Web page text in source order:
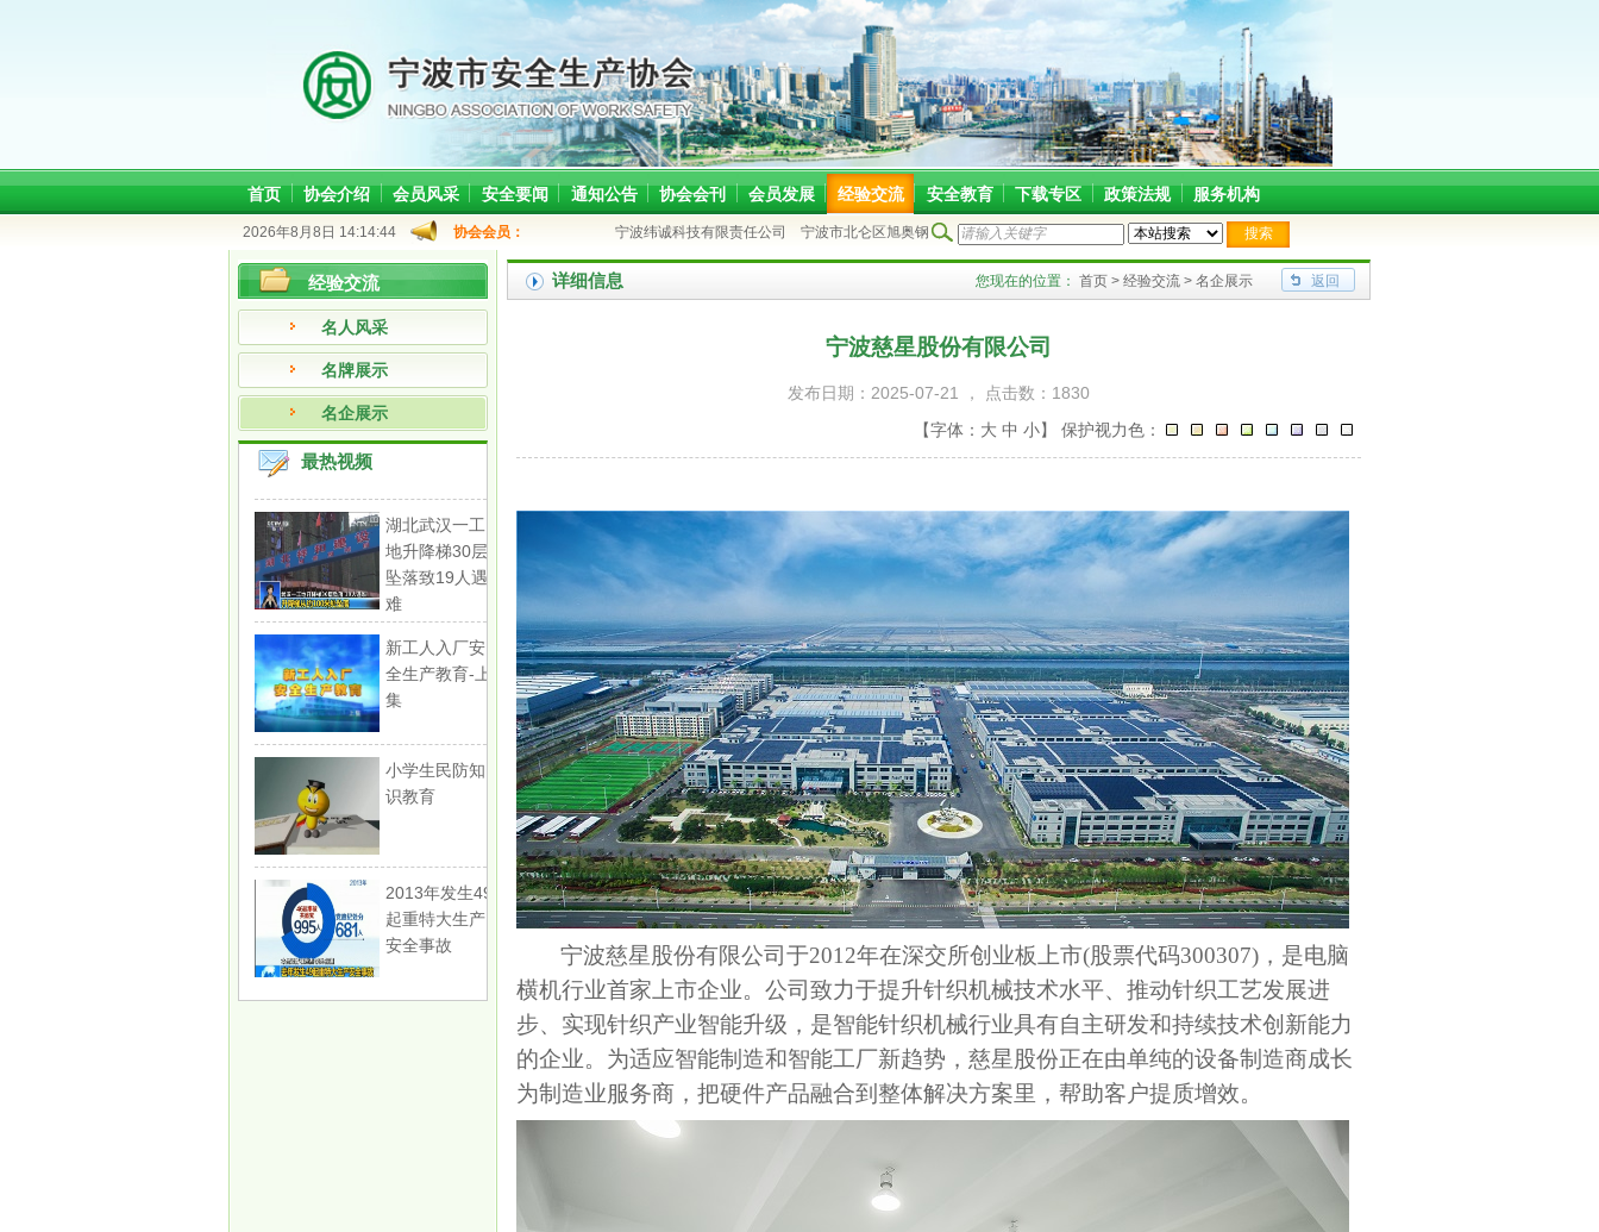
首页 协会介绍 会员风采 安全要闻 通知公告 协会会刊 会员发展 经验交流 安全教育 下载专区 政策法规 服务机构
2026年8月8日 14:14:44 协会会员： 宁波纬诚科技有限责任公司 宁波市北仑区旭奥钢结构安装工程部 泽近（宁波）安全工程技术有限公司 宁波富尔顿热能设备有限公司
经验交流
名人风采
名牌展示
名企展示
最热视频
湖北武汉一工
地升降梯30层
坠落致19人遇
难
新工人入厂安
全生产教育-上
集
小学生民防知
识教育
2013年发生49
起重特大生产
安全事故
详细信息 返回
您现在的位置： 首页 > 经验交流 > 名企展示
宁波慈星股份有限公司
发布日期：2025-07-21 ， 点击数：1830
【字体： 大 中 小】 保护视力色：
宁波慈星股份有限公司于2012年在深交所创业板上市(股票代码300307)，是电脑
横机行业首家上市企业。公司致力于提升针织机械技术水平、推动针织工艺发展进
步、实现针织产业智能升级，是智能针织机械行业具有自主研发和持续技术创新能力
的企业。为适应智能制造和智能工厂新趋势，慈星股份正在由单纯的设备制造商成长
为制造业服务商，把硬件产品融合到整体解决方案里，帮助客户提质增效。